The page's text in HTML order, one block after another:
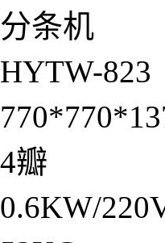
条机
823
瓣